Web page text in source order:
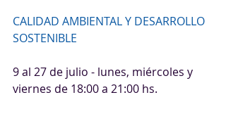
CALIDAD AMBIENTAL Y DESARROLLO
SOSTENIBLE
9 al 27 de julio - lunes, miércoles y
viernes de 18:00 a 21:00 hs.